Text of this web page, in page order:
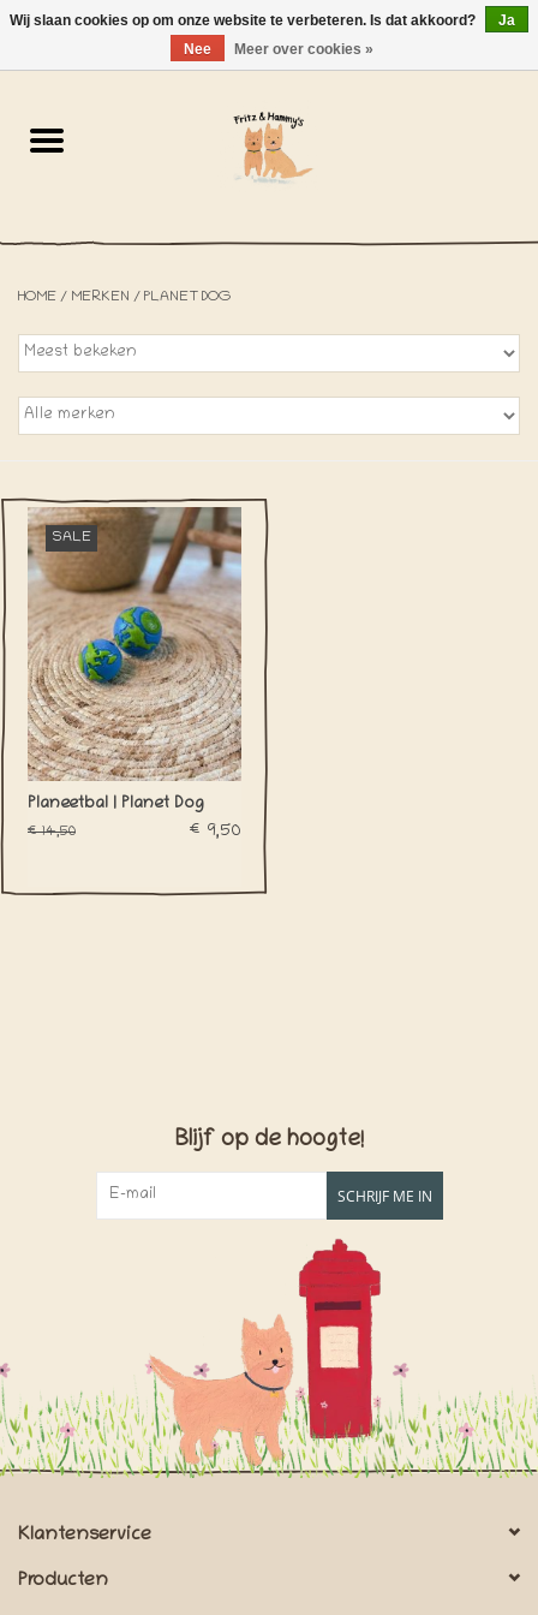
NL-EN 0 Artikelen - €0,00
De Winkel
Over ons
HOME / MERKEN / PLANET DOG
SALE
Planeetbal | Planet Dog
€14,50 €9,50
Blijf op de hoogte!
SCHRIJF ME IN
Klantenservice
Producten
Wij slaan cookies op om onze website te verbeteren. Is dat akkoord?
Ja
Nee
Meer over cookies »